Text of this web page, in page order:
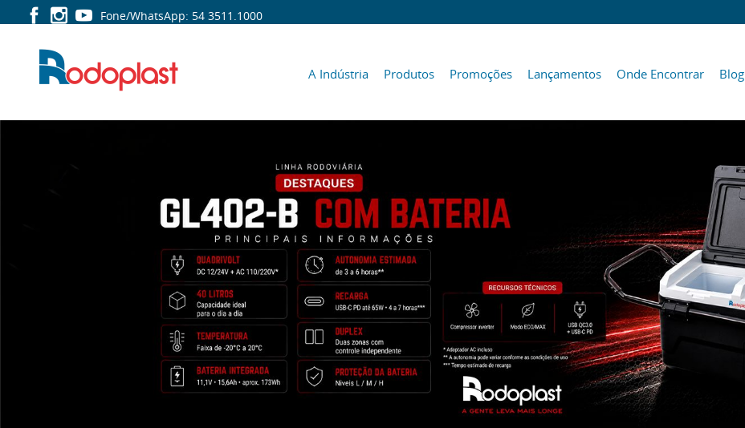
Fone/WhatsApp: 54 3511.1000
A Indústria Produtos Promoções Lançamentos Onde Encontrar Blog